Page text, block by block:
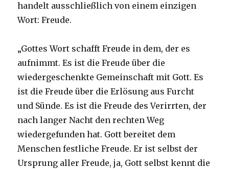
handelt ausschließlich von einem einzigen
Wort: Freude.
„Gottes Wort schafft Freude in dem, der es
aufnimmt. Es ist die Freude über die
wiedergeschenkte Gemeinschaft mit Gott. Es
ist die Freude über die Erlösung aus Furcht
und Sünde. Es ist die Freude des Verirrten, der
nach langer Nacht den rechten Weg
wiedergefunden hat. Gott bereitet dem
Menschen festliche Freude. Er ist selbst der
Ursprung aller Freude, ja, Gott selbst kennt die